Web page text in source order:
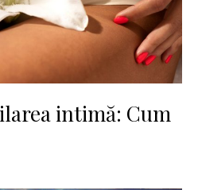
intimă: Cum